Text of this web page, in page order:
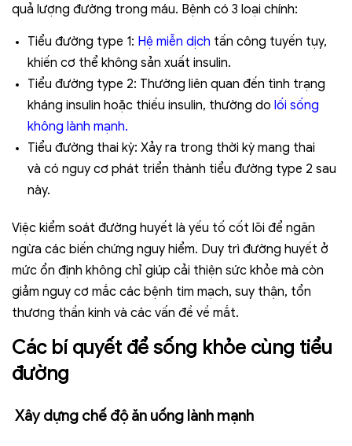
quả lượng đường trong máu. Bệnh có 3 loại chính:
Tiểu đường type 1: Hệ miễn dịch tấn công tuyến tụy,
khiến cơ thể không sản xuất insulin.
Tiểu đường type 2: Thường liên quan đến tình trạng
kháng insulin hoặc thiếu insulin, thường do lối sống
không lành mạnh.
Tiểu đường thai kỳ: Xảy ra trong thời kỳ mang thai
và có nguy cơ phát triển thành tiểu đường type 2 sau
này.
Việc kiểm soát đường huyết là yếu tố cốt lõi để ngăn
ngừa các biến chứng nguy hiểm. Duy trì đường huyết ở
mức ổn định không chỉ giúp cải thiện sức khỏe mà còn
giảm nguy cơ mắc các bệnh tim mạch, suy thận, tổn
thương thần kinh và các vấn đề về mắt.
Các bí quyết để sống khỏe cùng tiểu
đường
Xây dựng chế độ ăn uống lành mạnh